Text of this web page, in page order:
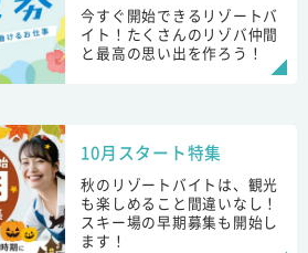
今すぐ開始できるリゾートバ
イト！たくさんのリゾバ仲間
と最高の思い出を作ろう！
10月スタート特集
秋のリゾートバイトは、観光
も楽しめること間違いなし！
スキー場の早期募集も開始し
ます！